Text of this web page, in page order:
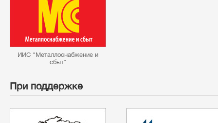
ИИС "Металлоснабжение и
сбыт"
При поддержке